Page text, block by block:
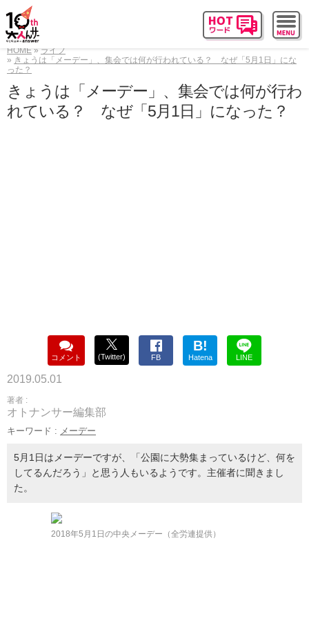
HOME
ライフ
きょうは「メーデー」、集会では何が行われている？ なぜ「5月1日」にな
った？
きょうは「メーデー」、集会では何が行わ
れている？ なぜ「5月1日」になった？
コメント (Twitter) FB
B!
Hatena LINE
2019.05.01
著者 :
オトナンサー編集部
キーワード : メーデー
5月1日はメーデーですが、「公園に大勢集まっているけど、何を
してるんだろう」と思う人もいるようです。主催者に聞きまし
た。
2018年5月1日の中央メーデー（全労連提供）